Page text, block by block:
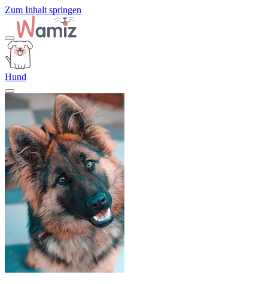
Zum Inhalt springen
Hund